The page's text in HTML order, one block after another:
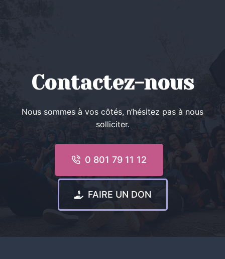
Contactez-nous
Nous sommes à vos côtés, n’hésitez pas à nous
solliciter.
0 801 79 11 12
FAIRE UN DON